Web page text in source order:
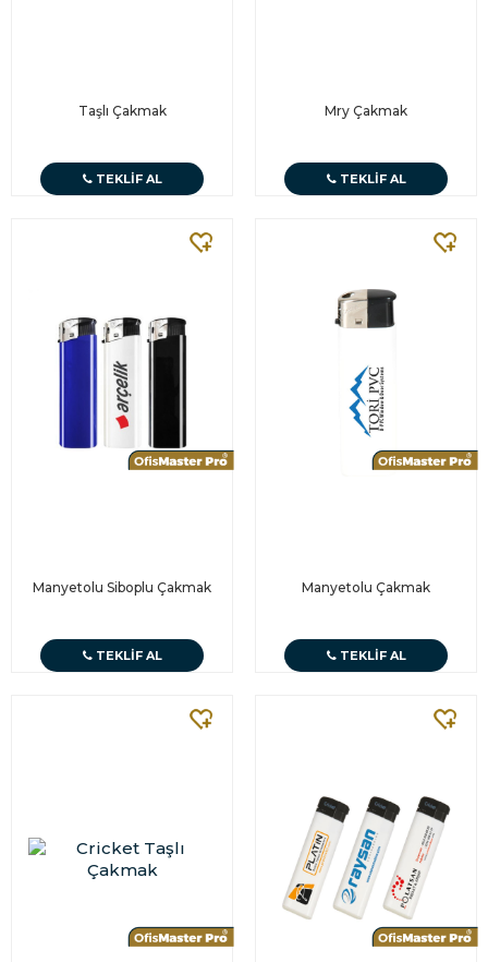
Taşlı Çakmak
TEKLIF AL
Mry Çakmak
TEKLIF AL
Manyetolu Siboplu Çakmak
TEKLIF AL
Manyetolu Çakmak
TEKLIF AL